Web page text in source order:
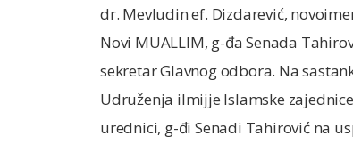
dr. Mevludin ef. Dizdarević,
Novi MUALLIM, g-đa Senada
sekretar Glavnog odbora. Na
Udruženja ilmijje Islamske
urednici, g-đi Senadi Tahirović na